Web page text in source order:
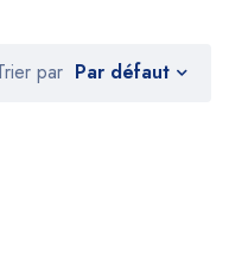
par Par défaut